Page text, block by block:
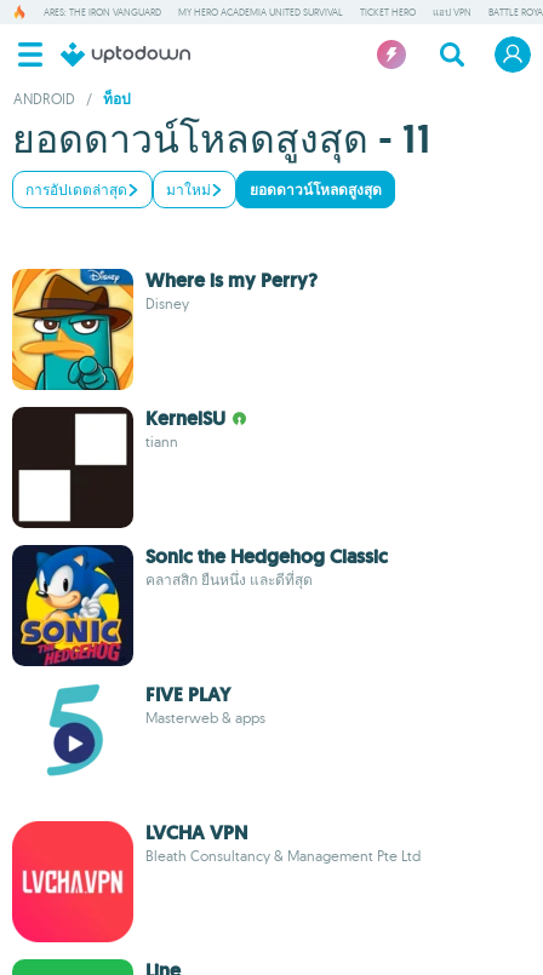
ARES: THE IRON VANGUARD MY HERO ACADEMIA UNITED SURVIVAL TICKET HERO แอป VPN BATTLE
ANDROID / ท็อป
ยอดดาวน์โหลดสูงสุด - 11
การอัปเดตล่าสุด มาใหม่ ยอดดาวน์โหลดสูงสุด
Where is my Perry?
Disney
KernelSU
tiann
Sonic the Hedgehog Classic
คลาสสิก ยืนหนึ่ง และดีที่สุด
FIVE PLAY
Masterweb & apps
LVCHA VPN
Bleath Consultancy & Management Pte Ltd